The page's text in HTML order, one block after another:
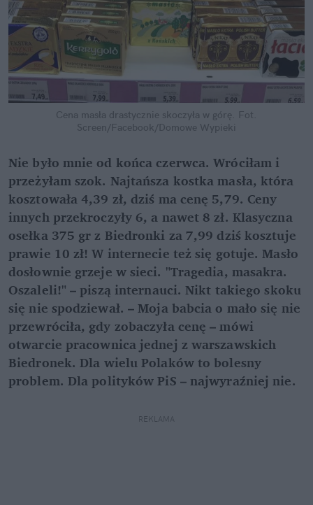
Cena masła drastycznie skoczyła w górę.
Fot.
Screen/Facebook/Domowe Wypieki
Nie było mnie od końca czerwca. Wróciłam i
przeżyłam szok. Najtańsza kostka masła, która
kosztowała 4,39 zł, dziś ma cenę 5,79. Ceny
innych przekroczyły 6, a nawet 8 zł. Klasyczna
osełka 375 gr z Biedronki za 7,99 dziś kosztuje
prawie 10 zł! W internecie też się gotuje. Masło
dosłownie grzeje w sieci. "Tragedia, masakra.
Oszaleli!" – piszą internauci. Nikt takiego skoku
się nie spodziewał. – Moja babcia o mało się nie
przewróciła, gdy zobaczyła cenę – mówi
otwarcie pracownica jednej z warszawskich
Biedronek. Dla wielu Polaków to bolesny
problem. Dla polityków PiS – najwyraźniej nie.
REKLAMA